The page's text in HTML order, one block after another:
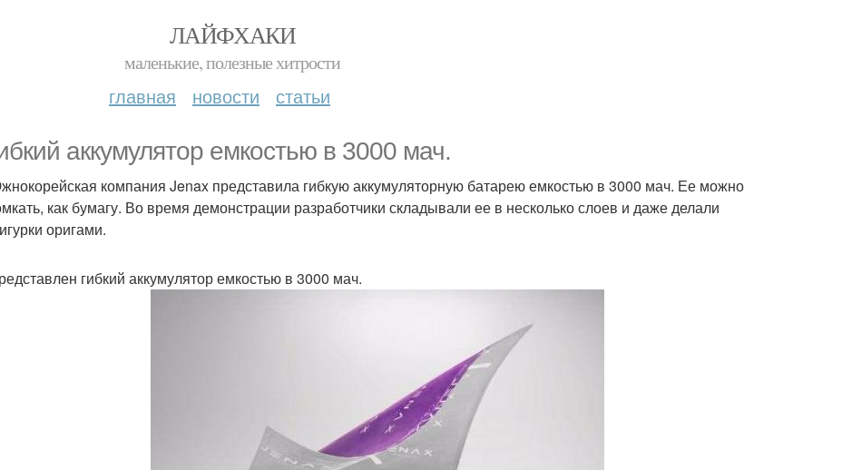
ЛАЙФХАКИ
маленькие, полезные хитрости
главная новости статьи
аккумулятор емкостью в 3000 мач.
компания Jenax представила гибкую аккумуляторную батарею емкостью в 3000 мач. Ее можно
как бумагу. Во время демонстрации разработчики складывали ее в несколько слоев и даже делали
оригами.
гибкий аккумулятор емкостью в 3000 мач.